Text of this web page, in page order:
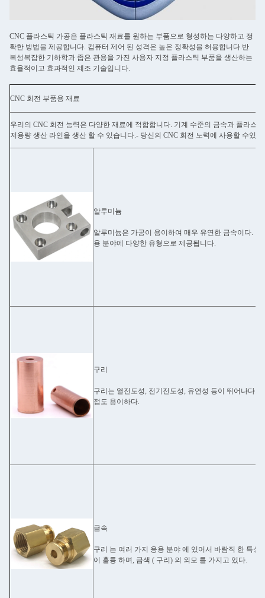
CNC 플라스틱 가공은 플라스틱 재료를 원하는 부품으로 형성하는 다양하고 정
확한 방법을 제공합니다. 컴퓨터 제어 된 성격은 높은 정확성을 허용합니다.반
복성복잡한 기하학과 좁은 관용을 가진 사용자 지정 플라스틱 부품을 생산하는
효율적이고 효과적인 제조 기술입니다.
CNC 회전 부품용 재료
우리의 CNC 회전 능력은 다양한 재료에 적합합니다. 기계 수준의 금속과 플라
저용량 생산 라인을 생산 할 수 있습니다.- 당신의 CNC 회전 노력에 사용할 수있
알루미늄
알루미늄은 가공이 용이하여 매우 유연한 금속이다.
용 분야에 다양한 유형으로 제공됩니다.
구리
구리는 열전도성, 전기전도성, 유연성 등이 뛰어나다.
접도 용이하다.
금속
구리 는 여러 가지 응용 분야 에 있어서 바람직 한 특성
이 훌륭 하며, 금색 ( 구리) 의 외모 를 가지고 있다.